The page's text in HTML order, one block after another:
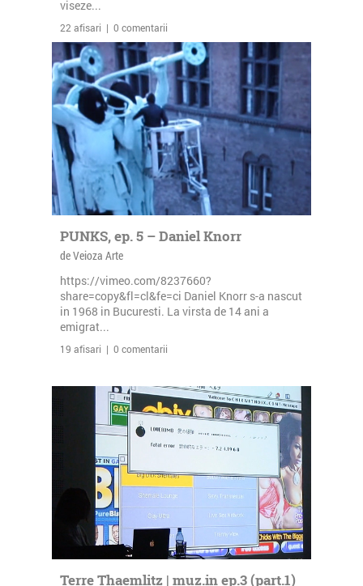
viseze...
22 afisari | 0 comentarii
PUNKS, ep. 5 – Daniel Knorr
de Veioza Arte
https://vimeo.com/8237660?
share=copy&fl=cl&fe=ci Daniel Knorr s-a nascut
in 1968 in Bucuresti. La virsta de 14 ani a
emigrat...
19 afisari | 0 comentarii
Terre Thaemlitz | muz.in ep.3 (part.1)